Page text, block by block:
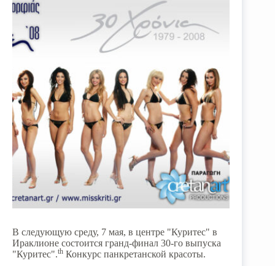
В следующую среду, 7 мая, в центре "Куритес" в
Ираклионе состоится гранд-финал 30-го выпуска
"Куритес".th Конкурс панкретанской красоты.